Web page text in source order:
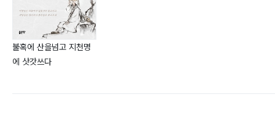
불혹에 산을넘고 지천명
에 삿갓쓰다